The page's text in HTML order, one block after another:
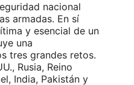
nacional
armadas. En sí
y esencial de un
una
tres grandes retos.
Rusia, Reino
India, Pakistán y